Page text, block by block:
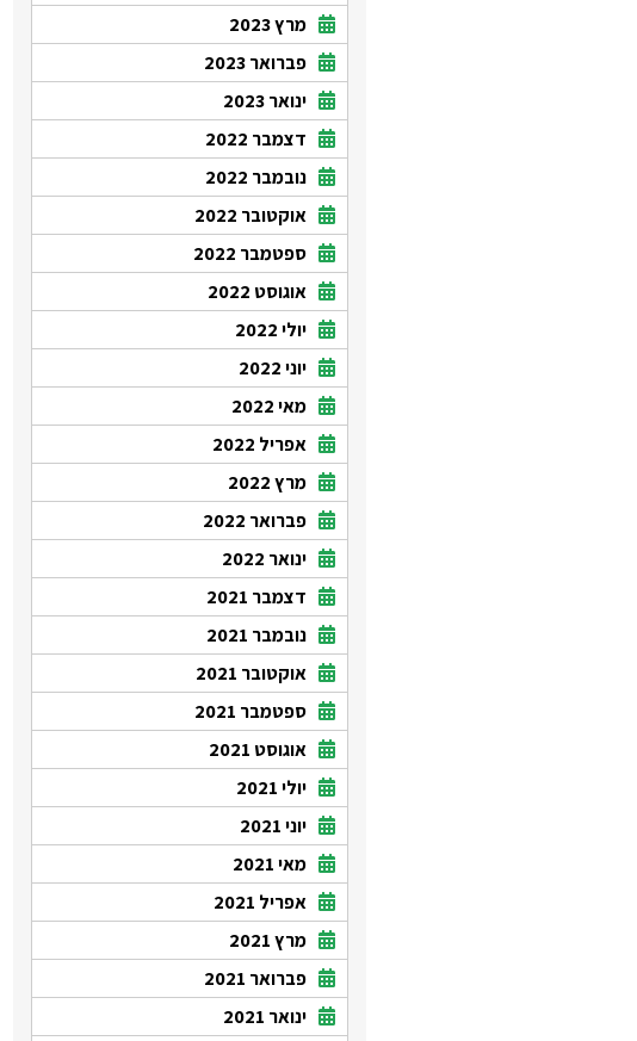
מרץ 2023
פברואר 2023
ינואר 2023
דצמבר 2022
נובמבר 2022
אוקטובר 2022
ספטמבר 2022
אוגוסט 2022
יולי 2022
יוני 2022
מאי 2022
אפריל 2022
מרץ 2022
פברואר 2022
ינואר 2022
דצמבר 2021
נובמבר 2021
אוקטובר 2021
ספטמבר 2021
אוגוסט 2021
יולי 2021
יוני 2021
מאי 2021
אפריל 2021
מרץ 2021
פברואר 2021
ינואר 2021